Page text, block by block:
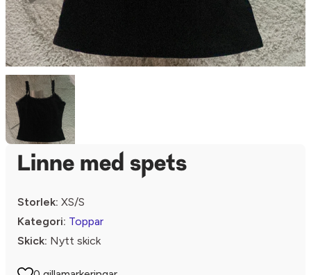
Linne med spets
Storlek: XS/S
Kategori: Toppar
Skick: Nytt skick